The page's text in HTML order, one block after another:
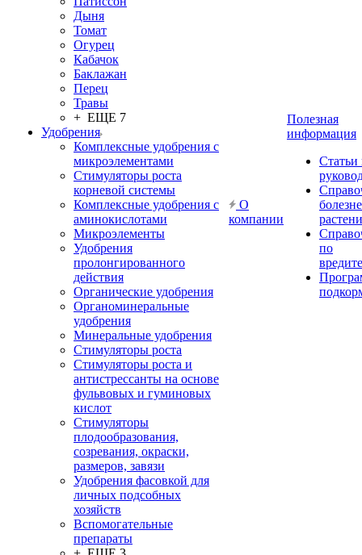
Дыня
Томат
Огурец
Кабачок
Баклажан
Перец
Травы
+ ЕЩЕ 7
Удобрения
Комплексные удобрения с
микроэлементами
Стимуляторы роста
корневой системы
Комплексные удобрения с
аминокислотами
Микроэлементы
Удобрения
пролонгированного
действия
Органические удобрения
Органоминеральные
удобрения
Минеральные удобрения
Стимуляторы роста
Стимуляторы роста и
антистрессанты на основе
фульвовых и гуминовых
кислот
Стимуляторы
плодообразования,
созревания, окраски,
размеров, завязи
Удобрения фасовкой для
личных подсобных
хозяйств
Вспомогательные
препараты
О
компании
Полезная
информация
Статьи
по